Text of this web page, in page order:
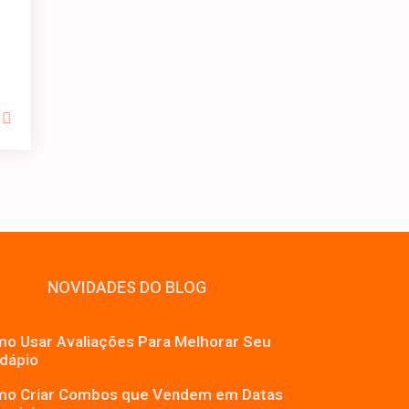
NOVIDADES DO BLOG
Usar Avaliações Para Melhorar Seu
Criar Combos que Vendem em Datas